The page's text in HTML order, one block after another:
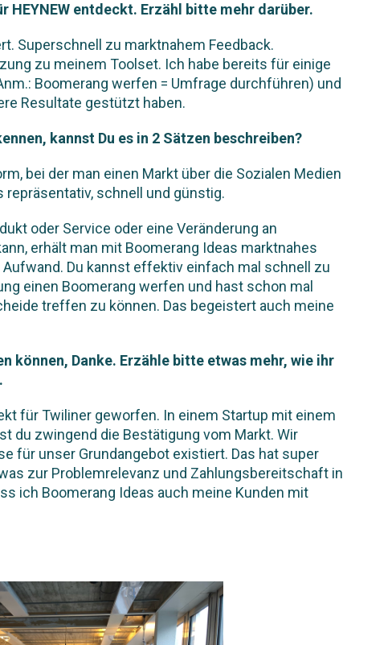
HEYNEW entdeckt. Erzähl bitte mehr darüber.
Superschnell zu marktnahem Feedback.
zu meinem Toolset. Ich habe bereits für einige
Boomerang werfen = Umfrage durchführen) und
Resultate gestützt haben.
kannst Du es in 2 Sätzen beschreiben?
bei der man einen Markt über die Sozialen Medien
repräsentativ, schnell und günstig.
oder Service oder eine Veränderung an
erhält man mit Boomerang Ideas marktnahes
Du kannst effektiv einfach mal schnell zu
einen Boomerang werfen und hast schon mal
treffen zu können. Das begeistert auch meine
können, Danke. Erzähle bitte etwas mehr, wie ihr
für Twiliner geworfen. In einem Startup mit einem
du zwingend die Bestätigung vom Markt. Wir
für unser Grundangebot existiert. Das hat super
zur Problemrelevanz und Zahlungsbereitschaft in
ich Boomerang Ideas auch meine Kunden mit